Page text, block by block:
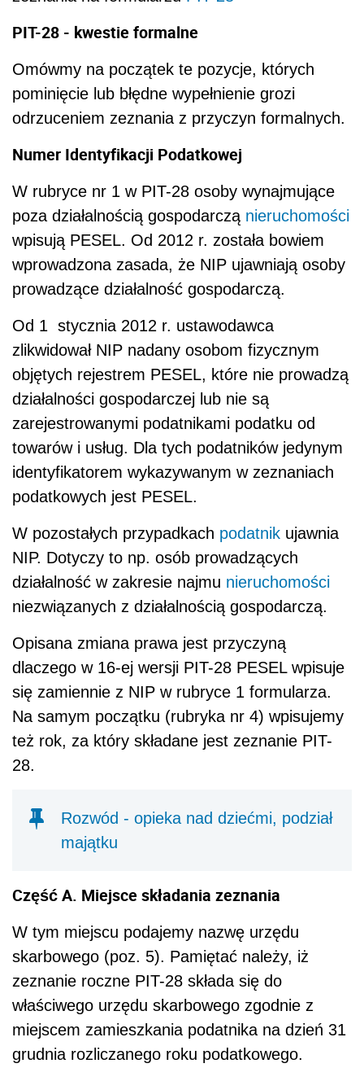
PIT-28 - kwestie formalne
Omówmy na początek te pozycje, których
pominięcie lub błędne wypełnienie grozi
odrzuceniem zeznania z przyczyn formalnych.
Numer Identyfikacji Podatkowej
W rubryce nr 1 w PIT-28 osoby wynajmujące
poza działalnością gospodarczą nieruchomości
wpisują PESEL. Od 2012 r. została bowiem
wprowadzona zasada, że NIP ujawniają osoby
prowadzące działalność gospodarczą.
Od 1 stycznia 2012 r. ustawodawca
zlikwidował NIP nadany osobom fizycznym
objętych rejestrem PESEL, które nie prowadzą
działalności gospodarczej lub nie są
zarejestrowanymi podatnikami podatku od
towarów i usług. Dla tych podatników jedynym
identyfikatorem wykazywanym w zeznaniach
podatkowych jest PESEL.
W pozostałych przypadkach podatnik ujawnia
NIP. Dotyczy to np. osób prowadzących
działalność w zakresie najmu nieruchomości
niezwiązanych z działalnością gospodarczą.
Opisana zmiana prawa jest przyczyną
dlaczego w 16-ej wersji PIT-28 PESEL wpisuje
się zamiennie z NIP w rubryce 1 formularza.
Na samym początku (rubryka nr 4) wpisujemy
też rok, za który składane jest zeznanie PIT-
28.
Rozwód - opieka nad dziećmi, podział
majątku
Część A. Miejsce składania zeznania
W tym miejscu podajemy nazwę urzędu
skarbowego (poz. 5). Pamiętać należy, iż
zeznanie roczne PIT-28 składa się do
właściwego urzędu skarbowego zgodnie z
miejscem zamieszkania podatnika na dzień 31
grudnia rozliczanego roku podatkowego.